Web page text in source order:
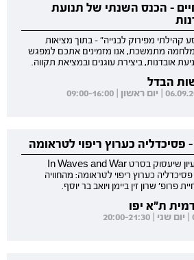
- הכנס השנתי של תנועת
מפירוק לבנייה" - בתוך מציאות
מתמשכת, אנו מזמינים אתכם למפגש
אובדנות, ביצירת עוגנים ובמציאת תקווה.
הבדל
מכון מפרשים מזמין לערב עיון שיעסוק בסרט In Waves and War
כערוץ ריפוי לטראומה: מהחוויה
פרופ' שרון זין ביימן ויואב בר יוסף.
ת"א יפו